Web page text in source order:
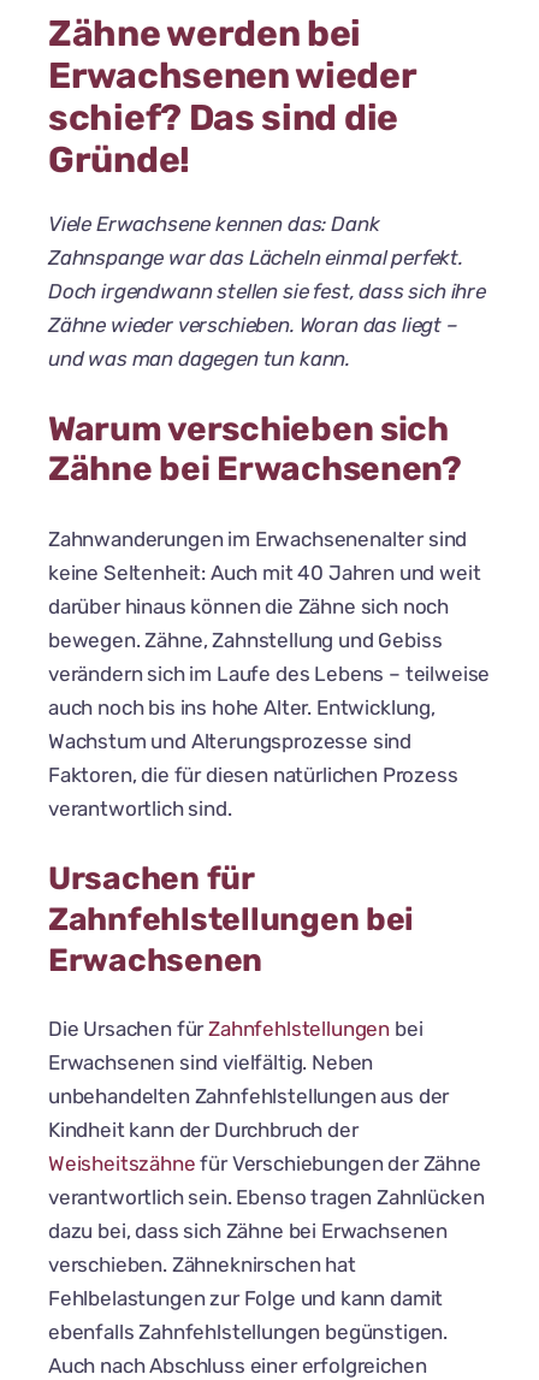
Zähne werden bei
Erwachsenen wieder
schief? Das sind die
Gründe!
Viele Erwachsene kennen das: Dank
Zahnspange war das Lächeln einmal perfekt.
Doch irgendwann stellen sie fest, dass sich ihre
Zähne wieder verschieben. Woran das liegt –
und was man dagegen tun kann.
Warum verschieben sich
Zähne bei Erwachsenen?
Zahnwanderungen im Erwachsenenalter sind
keine Seltenheit: Auch mit 40 Jahren und weit
darüber hinaus können die Zähne sich noch
bewegen. Zähne, Zahnstellung und Gebiss
verändern sich im Laufe des Lebens – teilweise
auch noch bis ins hohe Alter. Entwicklung,
Wachstum und Alterungsprozesse sind
Faktoren, die für diesen natürlichen Prozess
verantwortlich sind.
Ursachen für
Zahnfehlstellungen bei
Erwachsenen
Die Ursachen fürZahnfehlstellungen bei
Erwachsenen sind vielfältig. Neben
unbehandelten Zahnfehlstellungen aus der
Kindheit kann der Durchbruch der
Weisheitszähne für Verschiebungen der Zähne
verantwortlich sein. Ebenso tragen Zahnlücken
dazu bei, dass sich Zähne bei Erwachsenen
verschieben. Zähneknirschen hat
Fehlbelastungen zur Folge und kann damit
ebenfalls Zahnfehlstellungen begünstigen.
Auch nach Abschluss einer erfolgreichen